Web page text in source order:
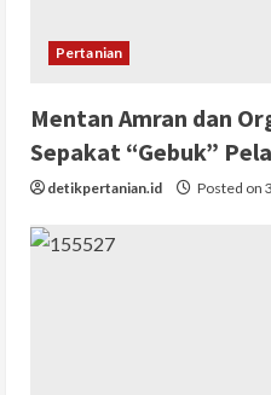
Pertanian
Mentan Amran dan
Sepakat “Gebuk”
detikpertanian.id Posted on